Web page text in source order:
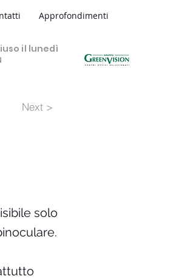
il lunedì
Approfondimenti
Next >
solo